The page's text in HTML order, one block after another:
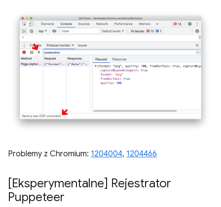
Problemy z Chromium: 1204004, 1204466
[Eksperymentalne] Rejestrator
Puppeteer